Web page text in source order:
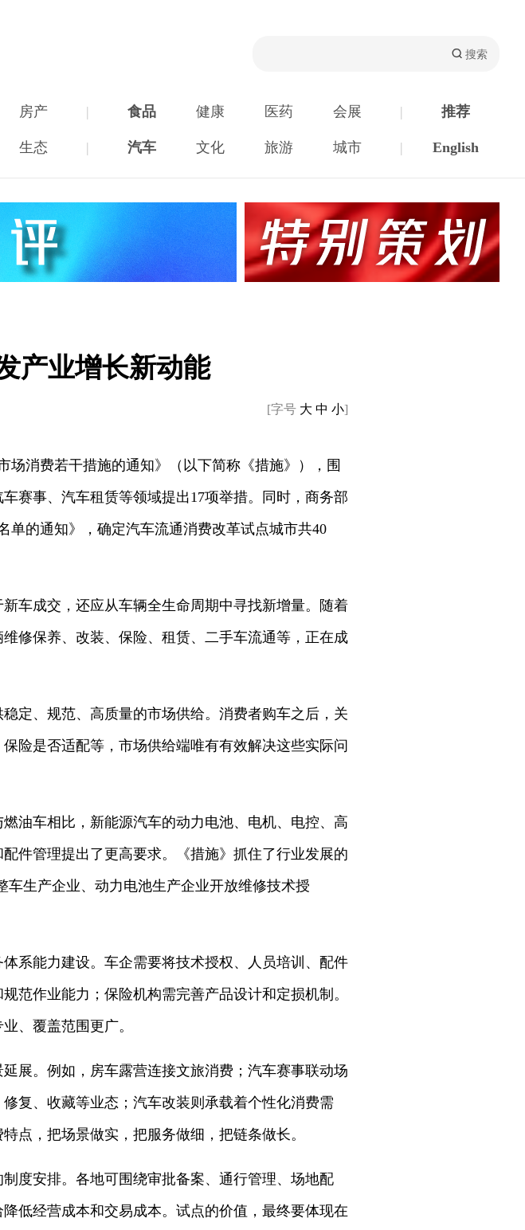
房产 | 食品 健康 医药 会展 | 推荐
生态 | 汽车 文化 旅游 城市 | English
产业增长新动能
[字号 大 中 小]
消费若干措施的通知》（以下简称《措施》），围
赛事、汽车租赁等领域提出17项举措。同时，商务部
单的通知》，确定汽车流通消费改革试点城市共40
车成交，还应从车辆全生命周期中寻找新增量。随着
修保养、改装、保险、租赁、二手车流通等，正在成
定、规范、高质量的市场供给。消费者购车之后，关
险是否适配等，市场供给端唯有有效解决这些实际问
油车相比，新能源汽车的动力电池、电机、电控、高
件管理提出了更高要求。《措施》抓住了行业发展的
车生产企业、动力电池生产企业开放维修技术授
系能力建设。车企需要将技术授权、人员培训、配件
范作业能力；保险机构需完善产品设计和定损机制。
、覆盖范围更广。
展。例如，房车露营连接文旅消费；汽车赛事联动场
复、收藏等业态；汽车改装则承载着个性化消费需
点，把场景做实，把服务做细，把链条做长。
度安排。各地可围绕审批备案、通行管理、场地配
低经营成本和交易成本。试点的价值，最终要体现在